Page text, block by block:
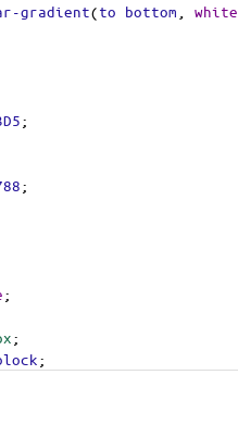
gradient(to bottom white
;
;
;
;
;